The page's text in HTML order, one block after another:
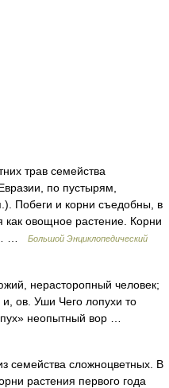
трав семейства
по пустырям,
Побеги и корни съедобны, в
как овощное растение. Корни
…
Большой Энциклопедический
нерасторопный человек;
ов. Уши Чего лопухи то
неопытный вор …
семейства сложноцветных. В
растения первого года